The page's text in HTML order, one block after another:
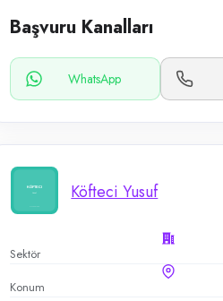
Başvuru Kanalları
WhatsApp
Köfteci Yusuf
Sektör
Konum